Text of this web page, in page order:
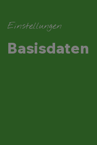
Einstellungen
Basisdaten